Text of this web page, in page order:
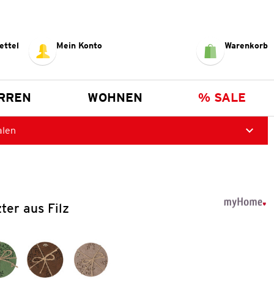
Mein Konto Warenkorb
WOHNEN % SALE
aus Filz